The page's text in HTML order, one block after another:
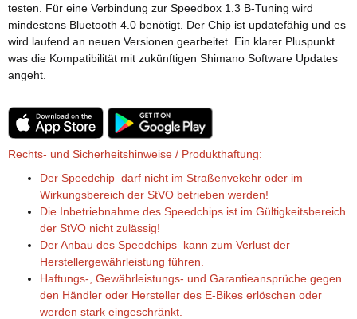
testen. Für eine Verbindung zur Speedbox 1.3 B-Tuning wird
mindestens Bluetooth 4.0 benötigt. Der Chip ist updatefähig und es
wird laufend an neuen Versionen gearbeitet. Ein klarer Pluspunkt
was die Kompatibilität mit zukünftigen Shimano Software Updates
angeht.
Rechts- und Sicherheitshinweise / Produkthaftung:
Der Speedchip darf nicht im Straßenvekehr oder im
Wirkungsbereich der StVO betrieben werden!
Die Inbetriebnahme des Speedchips ist im Gültigkeitsbereich
der StVO nicht zulässig!
Der Anbau des Speedchips kann zum Verlust der
Herstellergewährleistung führen.
Haftungs-, Gewährleistungs- und Garantieansprüche gegen
den Händler oder Hersteller des E-Bikes erlöschen oder
werden stark eingeschränkt.